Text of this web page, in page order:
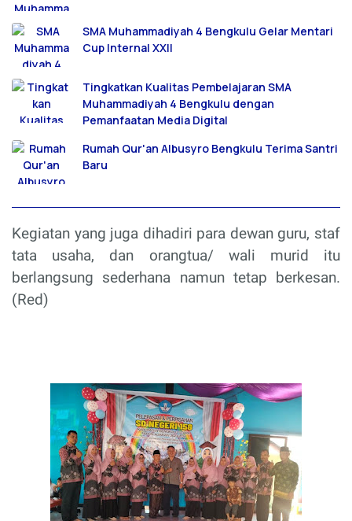
SMA Muhammadiyah 4 Bengkulu Gelar Mentari
Cup Internal XXII
Tingkatkan Kualitas Pembelajaran SMA
Muhammadiyah 4 Bengkulu dengan
Pemanfaatan Media Digital
Rumah Qur'an Albusyro Bengkulu Terima Santri
Baru
Kegiatan yang juga dihadiri para dewan guru, staf
tata usaha, dan orangtua/ wali murid itu
berlangsung sederhana namun tetap berkesan.
(Red)